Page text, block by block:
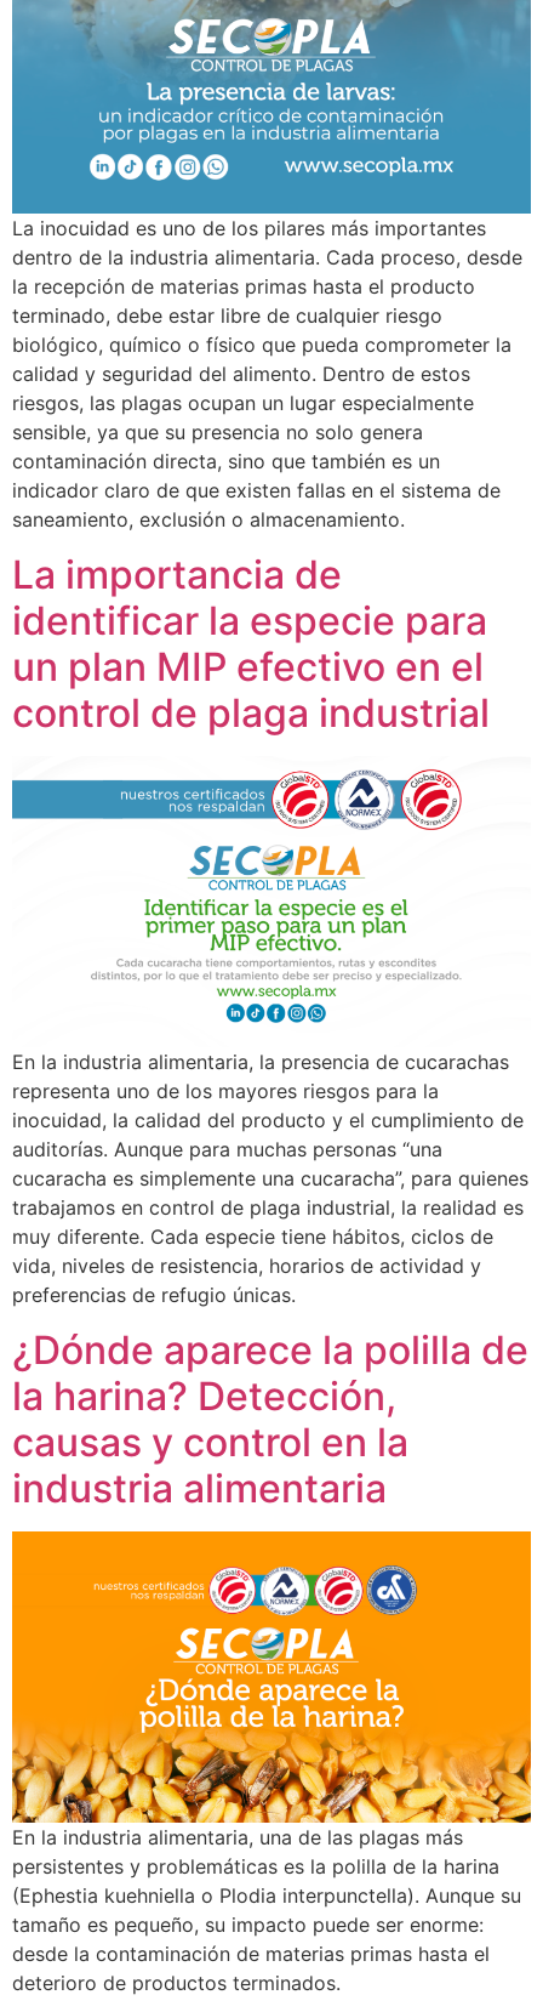
La inocuidad es uno de los pilares más importantes
dentro de la industria alimentaria. Cada proceso, desde
la recepción de materias primas hasta el producto
terminado, debe estar libre de cualquier riesgo
biológico, químico o físico que pueda comprometer la
calidad y seguridad del alimento. Dentro de estos
riesgos, las plagas ocupan un lugar especialmente
sensible, ya que su presencia no solo genera
contaminación directa, sino que también es un
indicador claro de que existen fallas en el sistema de
saneamiento, exclusión o almacenamiento.
La importancia de
identificar la especie para
un plan MIP efectivo en el
control de plaga industrial
En la industria alimentaria, la presencia de cucarachas
representa uno de los mayores riesgos para la
inocuidad, la calidad del producto y el cumplimiento de
auditorías. Aunque para muchas personas “una
cucaracha es simplemente una cucaracha”, para quienes
trabajamos en control de plaga industrial, la realidad es
muy diferente. Cada especie tiene hábitos, ciclos de
vida, niveles de resistencia, horarios de actividad y
preferencias de refugio únicas.
¿Dónde aparece la polilla de
la harina? Detección,
causas y control en la
industria alimentaria
En la industria alimentaria, una de las plagas más
persistentes y problemáticas es la polilla de la harina
(Ephestia kuehniella o Plodia interpunctella). Aunque su
tamaño es pequeño, su impacto puede ser enorme:
desde la contaminación de materias primas hasta el
deterioro de productos terminados.